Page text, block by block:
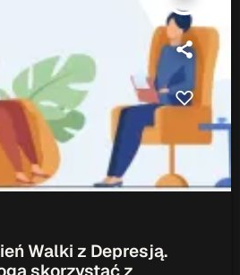
keyboard_arrow_down
Walki z Depresją.